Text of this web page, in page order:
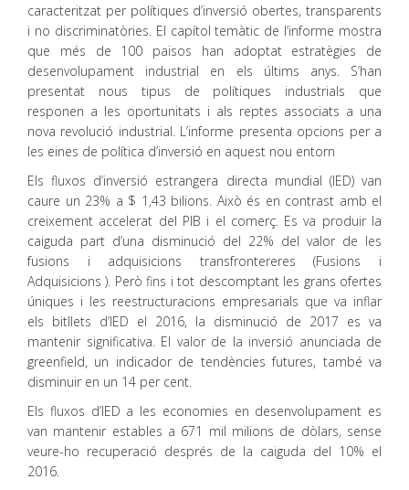
caracteritzat per polítiques d’inversió obertes, transparents
i no discriminatòries. El capítol temàtic de l’informe mostra
que més de 100 països han adoptat estratègies de
desenvolupament industrial en els últims anys. S’han
presentat nous tipus de polítiques industrials que
responen a les oportunitats i als reptes associats a una
nova revolució industrial. L’informe presenta opcions per a
les eines de política d’inversió en aquest nou entorn
Els fluxos d’inversió estrangera directa mundial (IED) van
caure un 23% a $ 1,43 bilions. Això és en contrast amb el
creixement accelerat del PIB i el comerç. Es va produir la
caiguda part d’una disminució del 22% del valor de les
fusions i adquisicions transfrontereres (Fusions i
Adquisicions ). Però fins i tot descomptant les grans ofertes
úniques i les reestructuracions empresarials que va inflar
els bitllets d’IED el 2016, la disminució de 2017 es va
mantenir significativa. El valor de la inversió anunciada de
greenfield, un indicador de tendències futures, també va
disminuir en un 14 per cent.
Els fluxos d’IED a les economies en desenvolupament es
van mantenir estables a 671 mil milions de dòlars, sense
veure-ho recuperació després de la caiguda del 10% el
2016.